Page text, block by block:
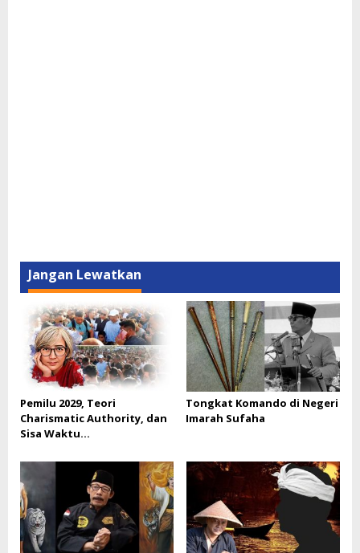
Jangan Lewatkan
Pemilu 2029, Teori
Charismatic Authority, dan
Sisa Waktu…
Tongkat Komando di Negeri
Imarah Sufaha